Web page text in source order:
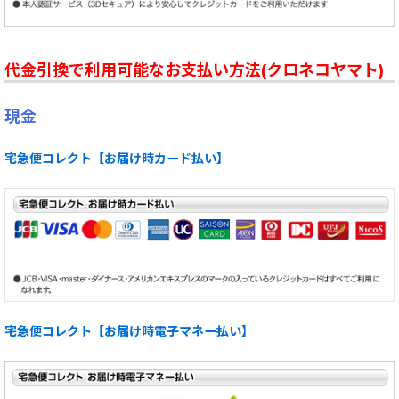
代金引換で利用可能なお支払い方法(クロネコヤマト)
現金
宅急便コレクト【お届け時カード払い】
宅急便コレクト【お届け時電子マネー払い】